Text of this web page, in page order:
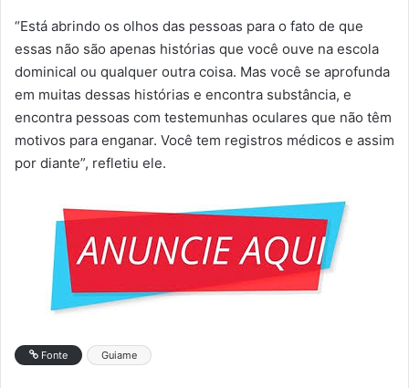
“Está abrindo os olhos das pessoas para o fato de que
essas não são apenas histórias que você ouve na escola
dominical ou qualquer outra coisa. Mas você se aprofunda
em muitas dessas histórias e encontra substância, e
encontra pessoas com testemunhas oculares que não têm
motivos para enganar. Você tem registros médicos e assim
por diante”, refletiu ele.
Fonte Guiame